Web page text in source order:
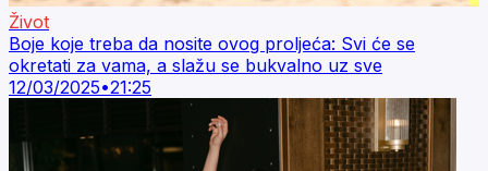
Život
Boje koje treba da nosite ovog proljeća: Svi će se
okretati za vama, a slažu se bukvalno uz sve
12/03/2025•21:25